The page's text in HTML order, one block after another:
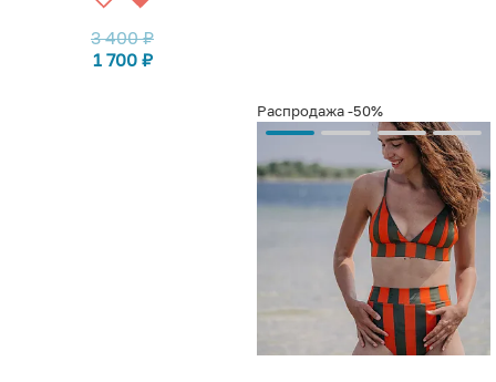
3 400₽
1 700 ₽
Распродажа-50%